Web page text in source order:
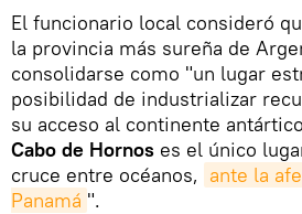
El funcionario local consideró
la provincia más sureña de
consolidarse como "un lugar
posibilidad de industrializar
su acceso al continente
Cabo de Hornos es el único
cruce entre océanos, ante la
Panamá ".